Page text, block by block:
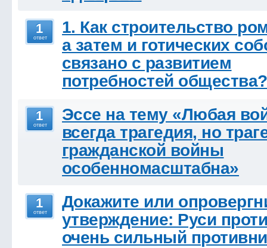
1
ответ
1. Как строительство
а затем и готических
связано с развитием
потребностей общества?
1
ответ
Эссе на тему «Любая
всегда трагедия, но
гражданской войны
особенномасштабна»
1
ответ
Докажите или
утверждение: Руси
очень сильный